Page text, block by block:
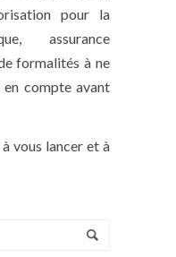
pour la
assurance
formalités à ne
compte avant
vous lancer et à